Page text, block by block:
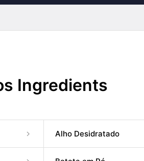
Ingredients
Alho Desidratado